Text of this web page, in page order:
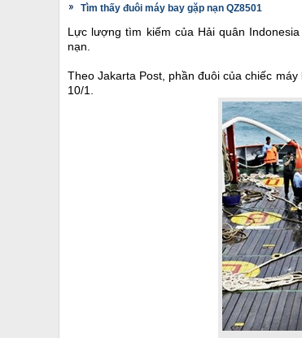
Tìm thấy đuôi máy bay gặp nạn QZ8501
Lực lượng tìm kiếm của Hải quân
nạn.
Theo Jakarta Post, phần đuôi của chiếc
10/1.